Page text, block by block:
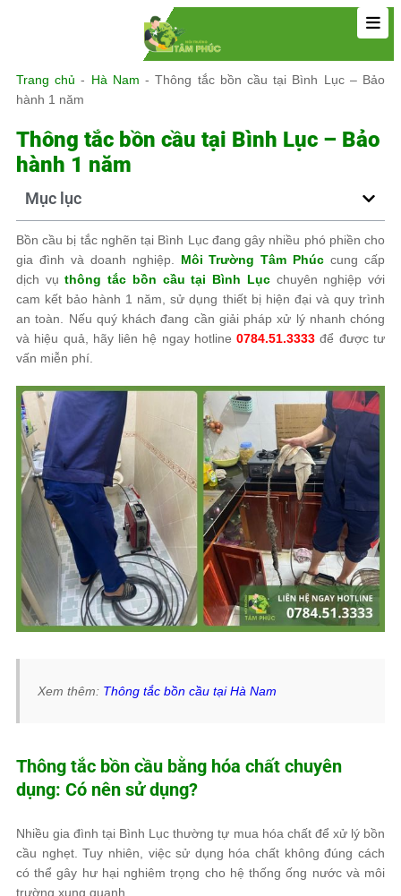
Trang chủ - Hà Nam -Thông tắc bồn cầu tại Bình Lục – Bảo
hành 1 năm
Thông tắc bồn cầu tại Bình Lục – Bảo
hành 1 năm
Mục lục
Bồn cầu bị tắc nghẽn tại Bình Lục đang gây nhiều phó phiền cho
gia đình và doanh nghiệp. Môi Trường Tâm Phúc cung cấp
dịch vụthông tắc bồn cầu tại Bình Lụcchuyên nghiệp với
cam kết bảo hành 1 năm, sử dụng thiết bị hiện đại và quy trình
an toàn. Nếu quý khách đang cần giải pháp xử lý nhanh chóng
và hiệu quả, hãy liên hệ ngay hotline0784.51.3333 để được tư
vấn miễn phí.
Xem thêm: Thông tắc bồn cầu tại Hà Nam
Thông tắc bồn cầu bằng hóa chất chuyên
dụng: Có nên sử dụng?
Nhiều gia đình tại Bình Lục thường tự mua hóa chất để xử lý bồn
cầu nghẹt. Tuy nhiên, việc sử dụng hóa chất không đúng cách
có thể gây hư hại nghiêm trọng cho hệ thống ống nước và môi
trường xung quanh.